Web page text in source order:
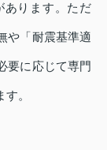
あります。ただ
や「耐震基準適
要に応じて専門
。